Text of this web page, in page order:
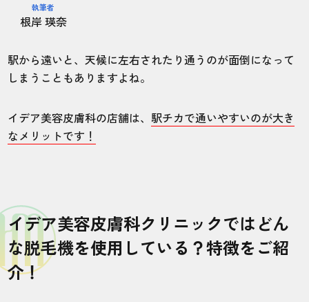
執筆者
根岸 瑛奈
駅から遠いと、天候に左右されたり通うのが面倒になって
しまうこともありますよね。
イデア美容皮膚科の店舗は、 駅チカで通いやすいのが大き
なメリットです！
イデア美容皮膚科クリニックではどん
な脱毛機を使用している？特徴をご紹
介！